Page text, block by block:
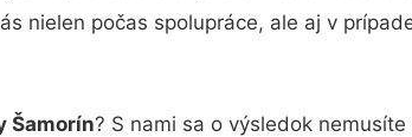
nielen počas spolupráce, ale aj v
Šamorín? S nami sa o výsledok